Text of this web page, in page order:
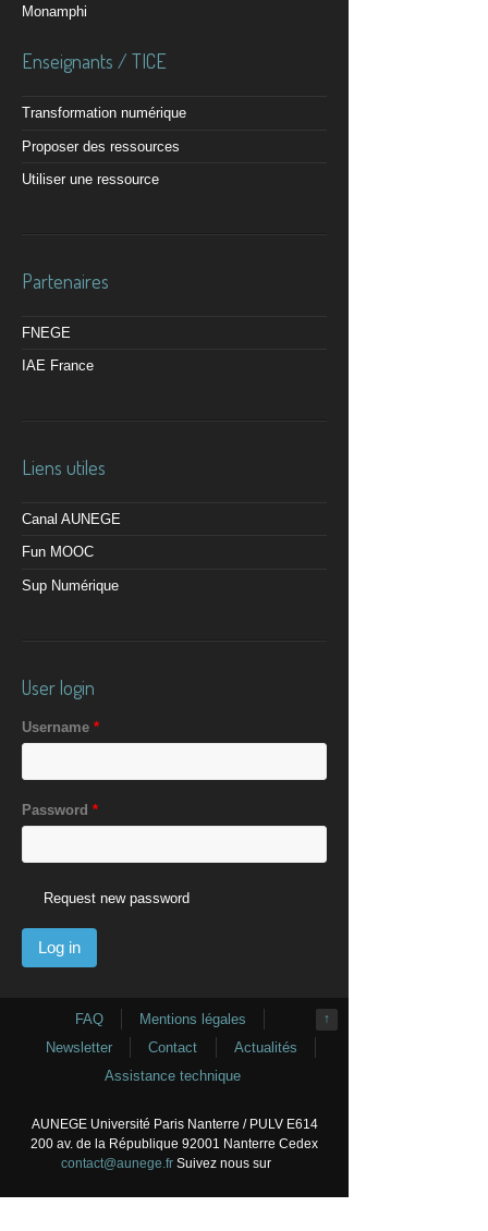
Monamphi
Enseignants / TICE
Transformation numérique
Proposer des ressources
Utiliser une ressource
Partenaires
FNEGE
IAE France
Liens utiles
Canal AUNEGE
Fun MOOC
Sup Numérique
User login
Username *
Password *
Request new password
↑
FAQ
Mentions légales
Newsletter
Contact
Actualités
Assistance technique
AUNEGE Université Paris Nanterre / PULV E614
200 av. de la République 92001 Nanterre Cedex
contact@aunege.frSuivez nous sur